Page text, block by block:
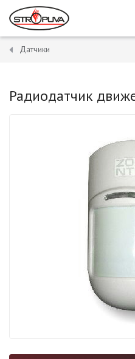
Датчики
Радиодатчик